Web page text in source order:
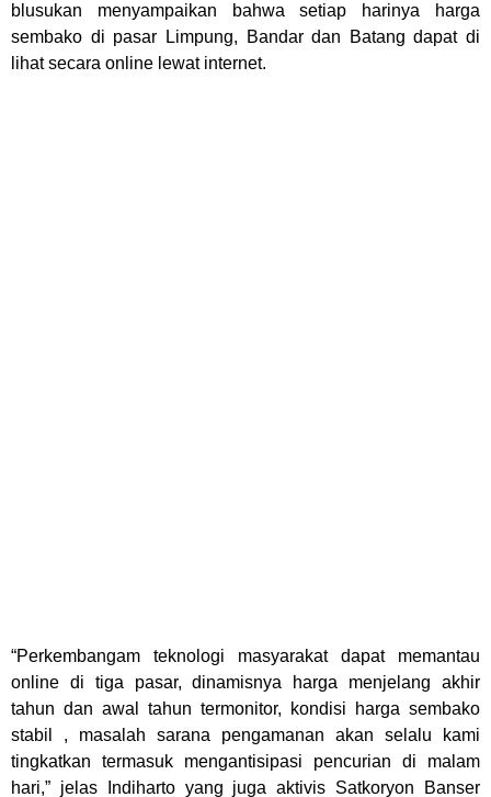
blusukan menyampaikan bahwa setiap harinya harga
sembako di pasar Limpung, Bandar dan Batang dapat di
lihat secara online lewat internet.
“Perkembangam teknologi masyarakat dapat memantau
online di tiga pasar, dinamisnya harga menjelang akhir
tahun dan awal tahun termonitor, kondisi harga sembako
stabil , masalah sarana pengamanan akan selalu kami
tingkatkan termasuk mengantisipasi pencurian di malam
hari,” jelas Indiharto yang juga aktivis Satkoryon Banser